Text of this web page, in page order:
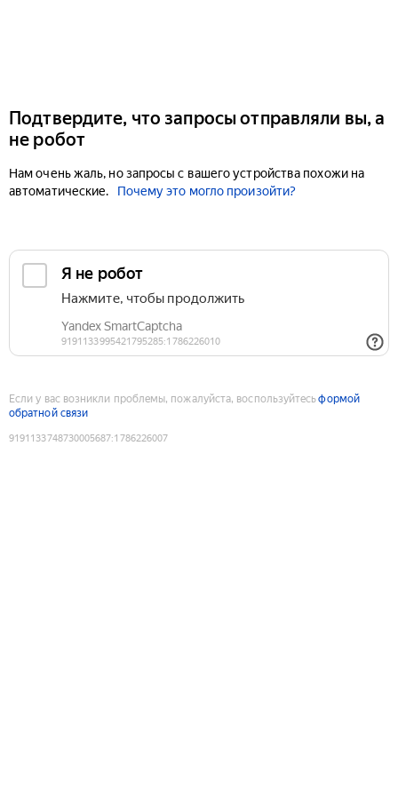
Подтвердите, что запросы отправляли вы, а
не робот
Нам очень жаль, но запросы с вашего устройства похожи на
автоматические.
Почему это могло произойти?
Если у вас возникли проблемы, пожалуйста, воспользуйтесьформой
обратной связи
9191133748730005687:1786226007